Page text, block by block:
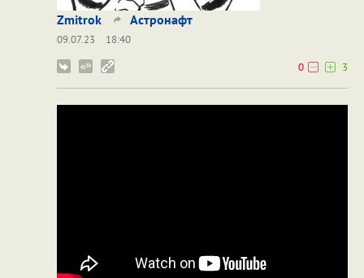
Zmitrok Астронафт
09.07.23
18:40
0
3